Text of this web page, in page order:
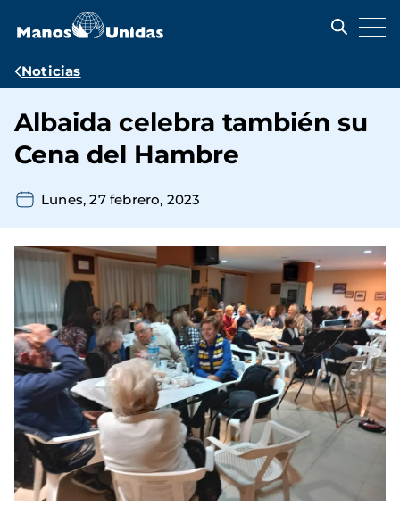
contenido
Ruta
navegación
Noticias
Albaida celebra también su
Cena del Hambre
Lunes, 27 febrero, 2023